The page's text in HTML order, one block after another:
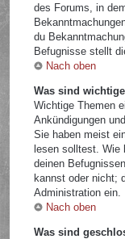
des Forums, in
du
Befugnisse stellt
Nach oben
Was sind
Wichtige Themen
Ankündigungen
Sie haben meist
lesen solltest. Wie
deinen
kannst oder nicht;
Administration ein.
Nach oben
Was sind